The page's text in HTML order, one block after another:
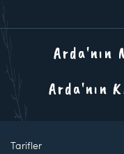
Arda'nın
Arda'nın
Tarifler